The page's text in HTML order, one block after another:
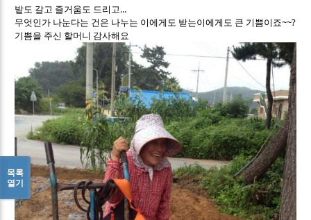
밭도 갈고 즐거움도 드리고...
무엇인가 나눈다는 건은 나누는 이에게도 받는이에게도 큰 기쁨이죠~~?
기쁨을 주신 할머니 감사해요
목록
열기